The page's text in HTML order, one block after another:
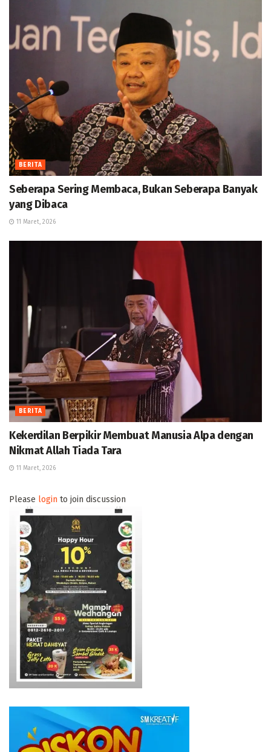
BERITA
Seberapa Sering Membaca, Bukan Seberapa Banyak
yang Dibaca
11 Maret, 2026
BERITA
Kekerdilan Berpikir Membuat Manusia Alpa dengan
Nikmat Allah Tiada Tara
11 Maret, 2026
Please login to join discussion